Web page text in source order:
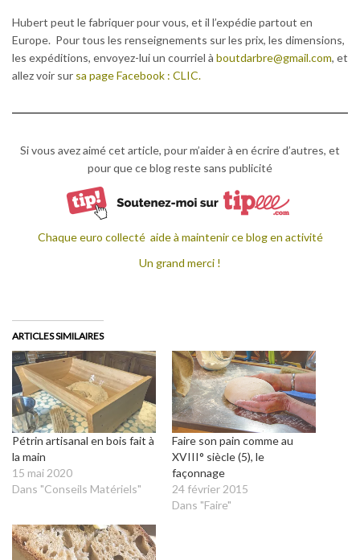
Hubert peut le fabriquer pour vous, et il l’expédie partout en
Europe. Pour tous les renseignements sur les prix, les dimensions,
les expéditions, envoyez-lui un courriel à boutdarbre@gmail.com, et
allez voir sur sa page Facebook : CLIC.
Si vous avez aimé cet article, pour m’aider à en écrire d’autres, et
pour que ce blog reste sans publicité
Chaque euro collecté aide à maintenir ce blog en activité
Un grand merci !
ARTICLES SIMILAIRES
Pétrin artisanal en bois fait à
la main
15 mai 2020
Dans "Conseils Matériels"
Faire son pain comme au
XVIII° siècle (5), le
façonnage
24 février 2015
Dans "Faire"